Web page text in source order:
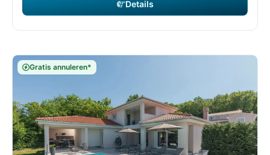
Details
Gratis annuleren*